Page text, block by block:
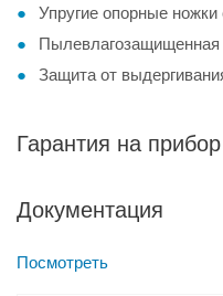
Упругие опорные
Пылевлагозащищенная
Защита от
Гарантия на
Документация
Посмотреть